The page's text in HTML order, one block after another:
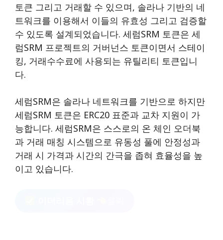
토큰 그리고 거래할 수 있으며, 솔라나 기반의 네
트워크를 이용해서 이들의 유효성 그리고 검증할
수 있도록 설계되었습니다. 세럼SRM 토큰은 세
럼SRM 프로젝트의 거버넌스 토큰이면서 스테이
킹, 거래수수료에 사용되는 유틸리티 토큰입니
다.
세럼SRM은 솔라나 네트워크를 기반으로 하지만
세럼SRM 토큰은 ERC20 표준과 교차 지원이 가
능합니다. 세럼SRM은 스스로의 온 체인 오더북
과 거래 매칭 시스템으로 유동성 풀에 안정성과
거래 시 가격과 시간의 간극을 좁혀 효율성을 높
이고 있습니다.